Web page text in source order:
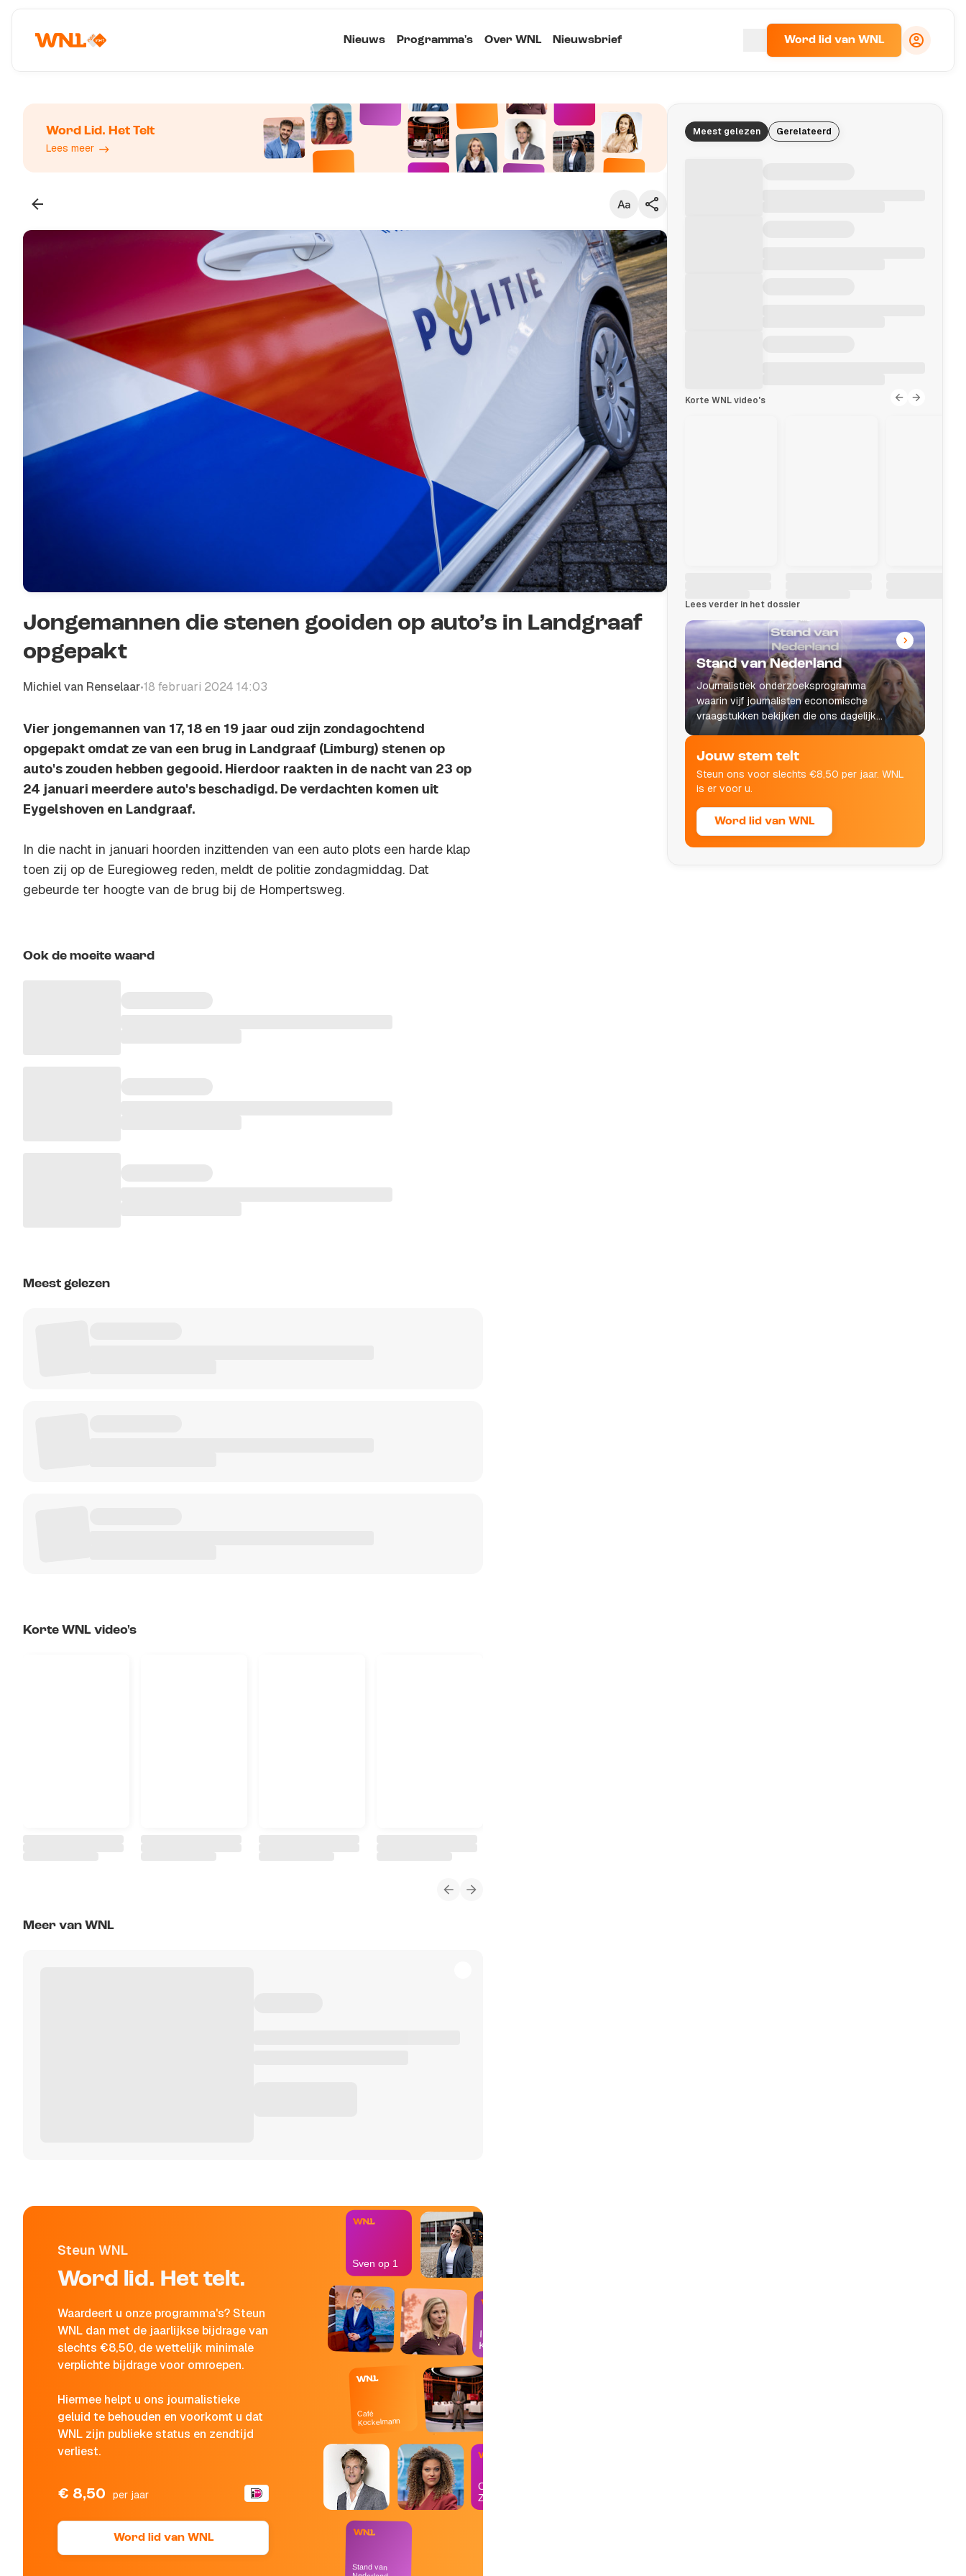
Nieuws Programma's Over WNL Nieuwsbrief Word lid van WNL
Word Lid. Het Telt
Lees meer
Klein
Standaard
Groot
Kopieer link
Jongemannen die stenen gooiden op auto’s in Landgraaf
opgepakt
Michiel van Renselaar•18 februari 2024 14:03
Vier jongemannen van 17, 18 en 19 jaar oud zijn zondagochtend
opgepakt omdat ze van een brug in Landgraaf (Limburg) stenen op
auto's zouden hebben gegooid. Hierdoor raakten in de nacht van 23 op
24 januari meerdere auto's beschadigd. De verdachten komen uit
Eygelshoven en Landgraaf.
In die nacht in januari hoorden inzittenden van een auto plots een harde klap
toen zij op de Euregioweg reden, meldt de politie zondagmiddag. Dat
gebeurde ter hoogte van de brug bij de Hompertsweg.
Ook de moeite waard
Meest gelezen
Korte WNL video's
Meer van WNL
Steun WNL
Word lid. Het telt.
Waardeert u onze programma's? Steun
WNL dan met de jaarlijkse bijdrage van
slechts €8,50, de wettelijk minimale
verplichte bijdrage voor omroepen.
Hiermee helpt u ons journalistieke
geluid te behouden en voorkomt u dat
WNL zijn publieke status en zendtijd
verliest.
€ 8,50 per jaar
Word lid van WNL
Stand van
Op
Zondag
Café
Kockelmann
In de
Kantine
Sven op 1
Meest gelezen Gerelateerd
Korte WNL video's
Lees verder in het dossier
Stand van Nederland
Journalistiek onderzoeksprogramma
waarin vijf journalisten economische
vraagstukken bekijken die ons dagelijks
leven raken.
Jouw stem telt
Steun ons voor slechts €8,50 per jaar. WNL
is er voor u.
Word lid van WNL